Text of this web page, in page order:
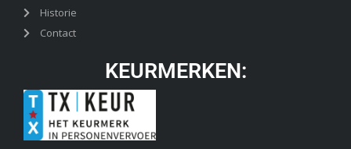
Historie
Contact
KEURMERKEN: